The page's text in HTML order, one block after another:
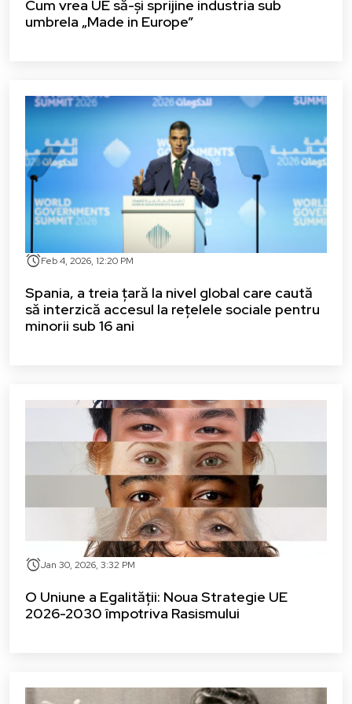
Cum vrea UE să-și sprijine industria sub
umbrela „Made in Europe”
alarmFeb 4, 2026, 12:20 PM
Spania, a treia țară la nivel global care caută
să interzică accesul la rețelele sociale pentru
minorii sub 16 ani
alarmJan 30, 2026, 3:32 PM
O Uniune a Egalității: Noua Strategie UE
2026-2030 împotriva Rasismului